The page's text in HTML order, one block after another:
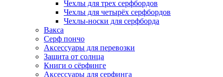
Чехлы для трех серфбордов
Чехлы для четырёх серфбордов
Чехлы-носки для серфборда
Вакса
Серф пончо
Аксессуары для перевозки
Защита от солнца
Книги о сёрфинге
Аксессуары для серфинга